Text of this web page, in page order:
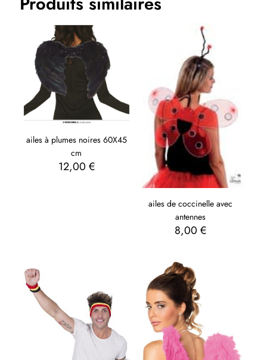
ailes à plumes noires 60X45
cm
12,00 €
ailes de coccinelle avec
antennes
8,00 €